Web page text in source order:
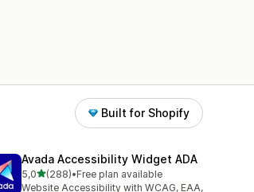
Built for Shopify
Avada Accessibility Widget ADA
5,0z 5 hvězd
(288)
Celkový počet recenzí: 288
•Free plan available
Website Accessibility with WCAG, EAA,